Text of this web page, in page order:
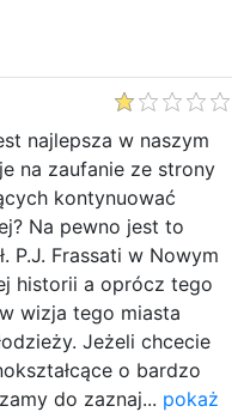
najlepsza w naszym
na zaufanie ze strony
kontynuować
Na pewno jest to
P.J. Frassati w Nowym
historii a oprócz tego
wizja tego miasta
Jeżeli chcecie
o bardzo
do zaznaj... pokaż